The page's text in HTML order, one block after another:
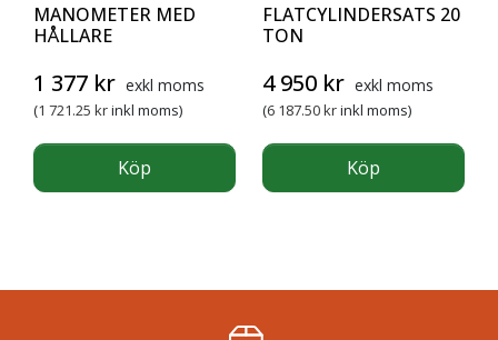
MANOMETER MED
HÅLLARE
Det ursprungliga priset var: 1 607 kr.
1 377 krDet nuvarande priset är: 1 377 kr.
exkl moms
(1 721.25 krinkl moms)
Köp
FLATCYLINDERSATS 20
TON
Det ursprungliga priset var:
4 950 krDet nuvarande
exkl moms
(6 187.50krinkl moms)
Köp